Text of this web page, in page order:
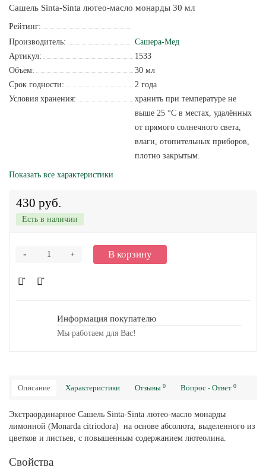
Сашель Sinta-Sinta лютео-масло монарды 30 мл
Рейтинг:
Производитель:
Сашера-Мед
Артикул:
1533
Объем:
30 мл
Срок годности:
2 года
Условия хранения:
хранить при температуре не
выше 25 °С в местах, удалённых
от прямого солнечного света,
влаги, отопительных приборов,
плотно закрытым.
Показать все характеристики
430 руб.
Есть в наличии
+
- В корзину
Информация покупателю
Мы работаем для Вас!
Описание Характеристики Отзывы 0 Вопрос - Ответ 0
Экстраординарное Сашель Sinta-Sinta лютео-масло монарды
лимонной (Monarda citriodora) на основе абсолюта, выделенного из
цветков и листьев, с повышенным содержанием лютеолина.
Свойства